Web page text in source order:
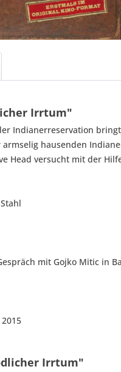
Irrtum"
Indianerreservation
hausenden
Head versucht mit der
mit Gojko Mitic in
Irrtum"